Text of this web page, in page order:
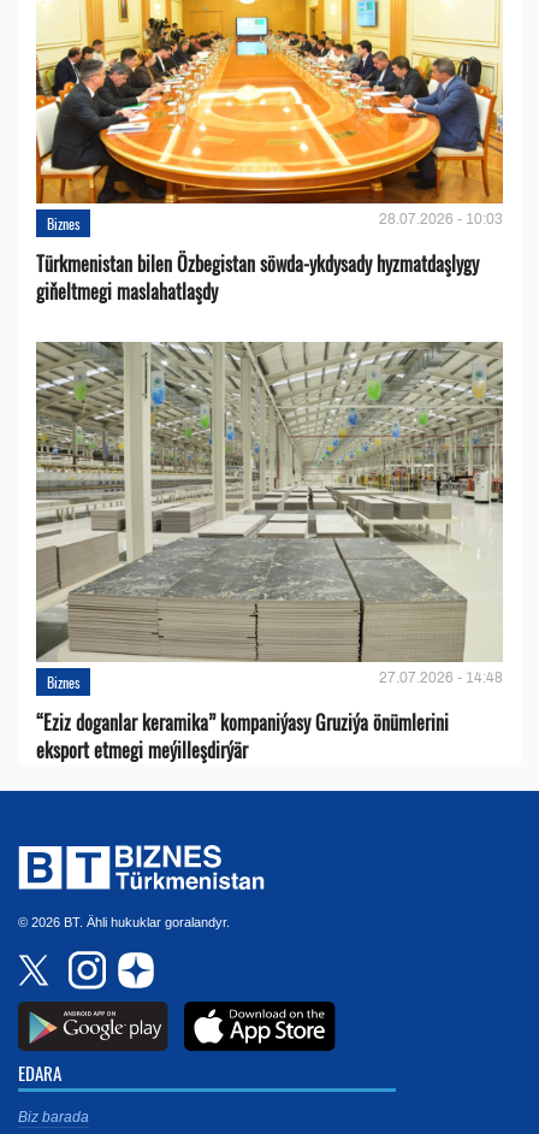
Biznes 28.07.2026 - 10:03
Türkmenistan bilen Özbegistan söwda-ykdysady hyzmatdaşlygy
giňeltmegi maslahatlaşdy
Biznes 27.07.2026 - 14:48
“Eziz doganlar keramika” kompaniýasy Gruziýa önümlerini
eksport etmegi meýilleşdirýär
© 2026 BT. Ähli hukuklar goralandyr.
EDARA
Biz barada